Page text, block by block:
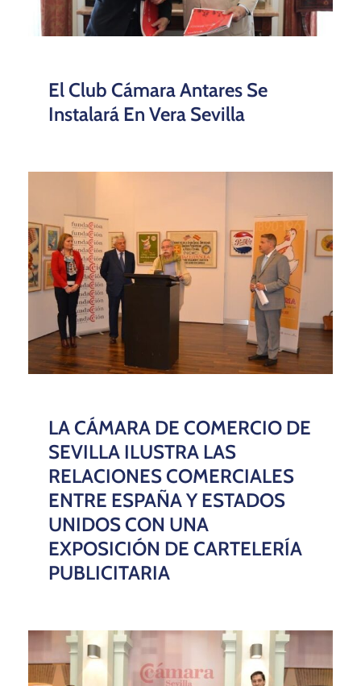
El Club Cámara Antares Se
Instalará En Vera Sevilla
LA CÁMARA DE COMERCIO DE
SEVILLA ILUSTRA LAS
RELACIONES COMERCIALES
ENTRE ESPAÑA Y ESTADOS
UNIDOS CON UNA
EXPOSICIÓN DE CARTELERÍA
PUBLICITARIA